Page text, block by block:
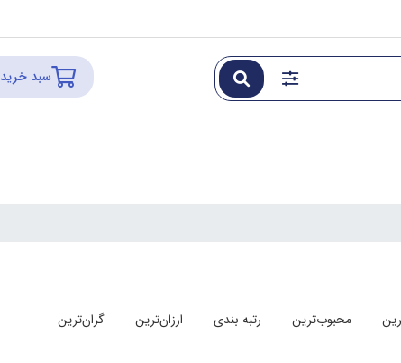
سبد خرید
محبوب‌ترین رتبه بندی ارزان‌ترین گران‌ترین